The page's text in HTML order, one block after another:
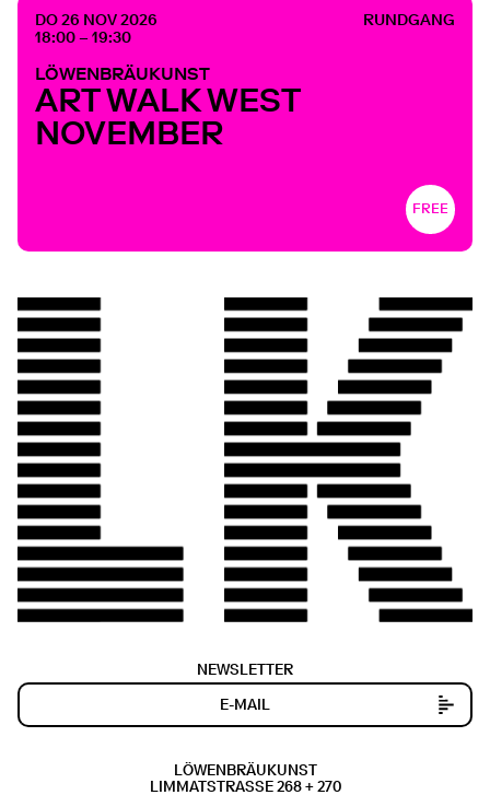
DO 26 NOV 2026
18:00 – 19:30
RUNDGANG
LÖWENBRÄUKUNST
ART WALK WEST
NOVEMBER
FREE
NEWSLETTER
LÖWENBRÄUKUNST
LIMMATSTRASSE 268 + 270